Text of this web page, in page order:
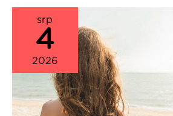
srp
4
2026